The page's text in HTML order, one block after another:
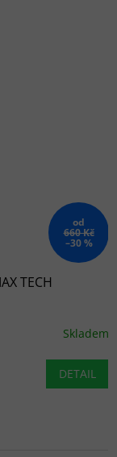
od
660 Kč
–30 %
TECH
Skladem
DETAIL